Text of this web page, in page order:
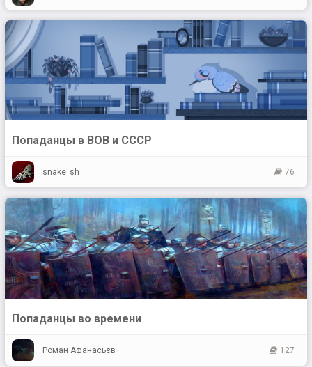
Попаданцы в ВОВ и СССР
snake_sh 76
Попаданцы во времени
Роман Афанасьєв 127